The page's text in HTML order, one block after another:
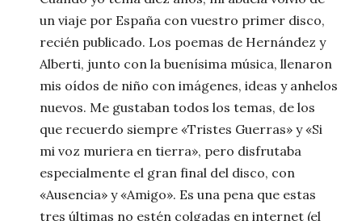
un viaje por España con vuestro primer disco,
recién publicado. Los poemas de Hernández y
Alberti, junto con la buenísima música, llenaron
mis oídos de niño con imágenes, ideas y anhelos
nuevos. Me gustaban todos los temas, de los
que recuerdo siempre «Tristes Guerras» y «Si
mi voz muriera en tierra», pero disfrutaba
especialmente el gran final del disco, con
«Ausencia» y «Amigo». Es una pena que estas
tres últimas no estén colgadas en internet (el